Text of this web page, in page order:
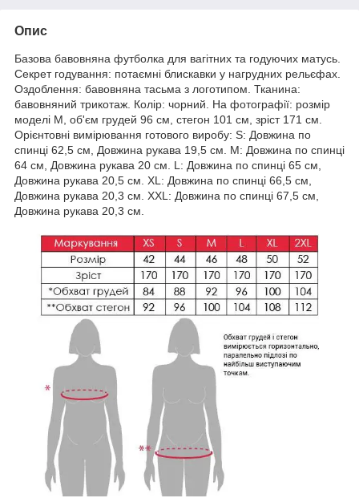
Опис
Базова бавовняна футболка для вагітних та годуючих матусь.
Секрет годування: потаємні блискавки у нагрудних рельєфах.
Оздоблення: бавовняна тасьма з логотипом. Тканина:
бавовняний трикотаж. Колір: чорний. На фотографії: розмір
моделі М, об'єм грудей 96 см, стегон 101 см, зріст 171 см.
Орієнтовні вимірювання готового виробу: S: Довжина по
спинці 62,5 см, Довжина рукава 19,5 см. M: Довжина по спинці
64 см, Довжина рукава 20 см. L: Довжина по спинці 65 см,
Довжина рукава 20,5 см. ХL: Довжина по спинці 66,5 см,
Довжина рукава 20,3 см. XХL: Довжина по спинці 67,5 см,
Довжина рукава 20,3 см.